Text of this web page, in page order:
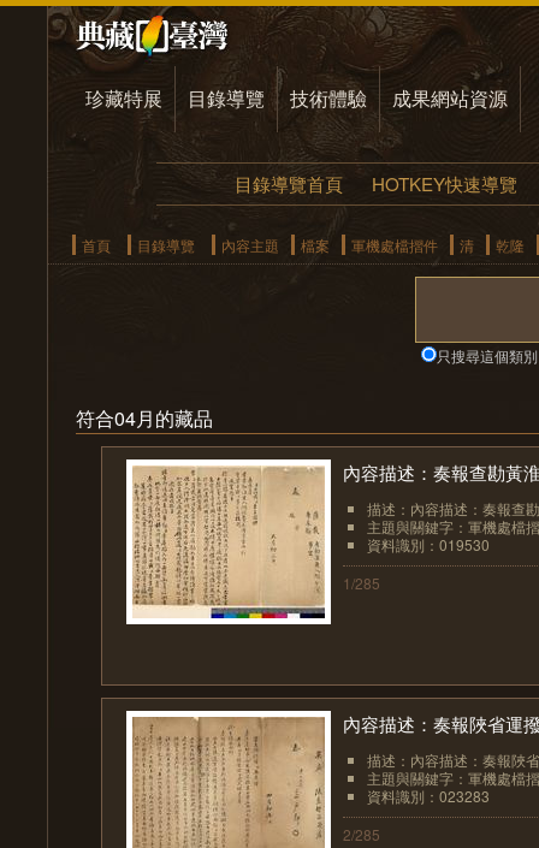
珍藏特展 目錄導覽 技術體驗 成果網站資源
目錄導覽首頁 HOTKEY快速導覽
首頁 目錄導覽 內容主題 檔案 軍機處檔摺件 清 乾隆
只搜尋這個類別
符合04月的藏品
內容描述：奏報查勘黃
描述：內容描述：奏報查
主題與關鍵字：軍機處檔
資料識別：019530
1/285
內容描述：奏報陜省運
描述：內容描述：奏報陜
主題與關鍵字：軍機處檔
資料識別：023283
2/285